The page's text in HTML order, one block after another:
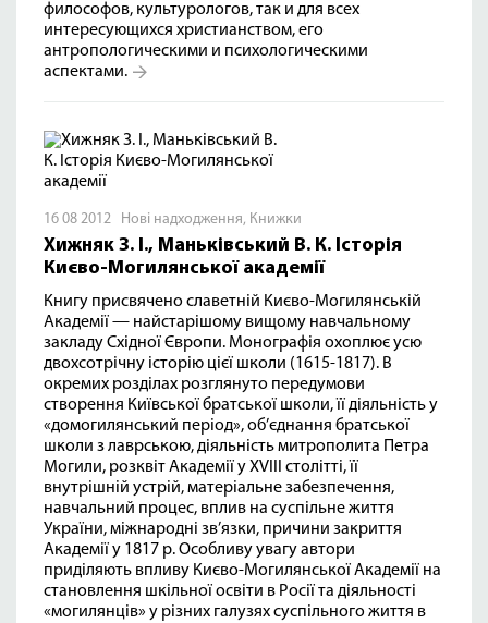
философов, культурологов, так и для всех
интересующихся христианством, его
антропологическими и психологическими
аспектами.
16 08 2012 Нові надходження, Книжки
Хижняк З. І., Маньківський В. К. Історія
Києво-Могилянської академії
Книгу присвячено славетній Києво-Могилянській
Академії — найстарішому вищому навчальному
закладу Східної Європи. Монографія охоплює усю
двохсотрічну історію цієї школи (1615-1817). В
окремих розділах розглянуто передумови
створення Київської братської школи, її діяльність у
«домогилянський період», об’єднання братської
школи з лаврською, діяльність митрополита Петра
Могили, розквіт Академії у XVIII столітті, її
внутрішній устрій, матеріальне забезпечення,
навчальний процес, вплив на суспільне життя
України, міжнародні зв’язки, причини закриття
Академії у 1817 р. Особливу увагу автори
приділяють впливу Києво-Могилянської Академії на
становлення шкільної освіти в Росії та діяльності
«могилянців» у різних галузях суспільного життя в